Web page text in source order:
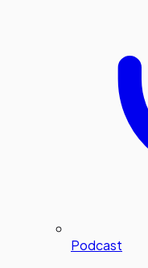
Podcast